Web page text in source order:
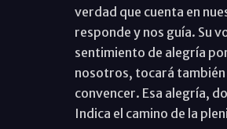
verdad que cuenta en
responde y nos guía. Su
sentimiento de alegría
nosotros, tocará también
convencer. Esa alegría,
Indica el camino de la